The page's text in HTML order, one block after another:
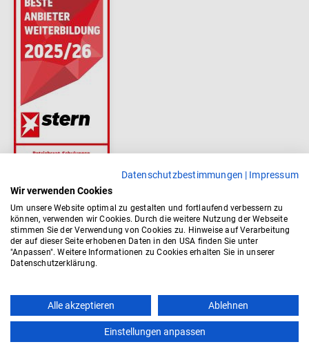
Kontakt AGB Impressum Datenschutz
Datenschutzbestimmungen | Impressum
Wir verwenden Cookies
Um unsere Website optimal zu gestalten und fortlaufend verbessern zu
können, verwenden wir Cookies. Durch die weitere Nutzung der Webseite
stimmen Sie der Verwendung von Cookies zu. Hinweise auf Verarbeitung
der auf dieser Seite erhobenen Daten in den USA finden Sie unter
"Anpassen". Weitere Informationen zu Cookies erhalten Sie in unserer
Datenschutzerklärung.
Alle akzeptieren Ablehnen
Einstellungen anpassen